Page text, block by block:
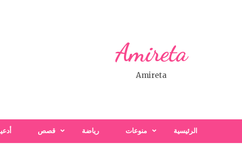
Amireta
Amireta
الرئيسية منوعات رياضة قصص